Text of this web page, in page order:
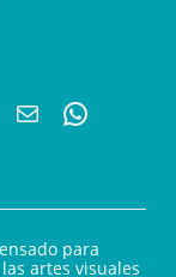
para
artes visuales